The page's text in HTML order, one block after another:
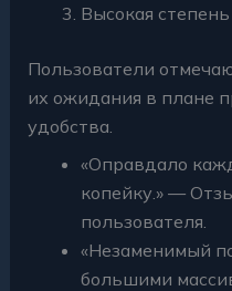
Высокая
Пользователи
их ожидания в плане
удобства.
«Оправдало
копейку.» —
пользователя.
«Незаменимый
большими